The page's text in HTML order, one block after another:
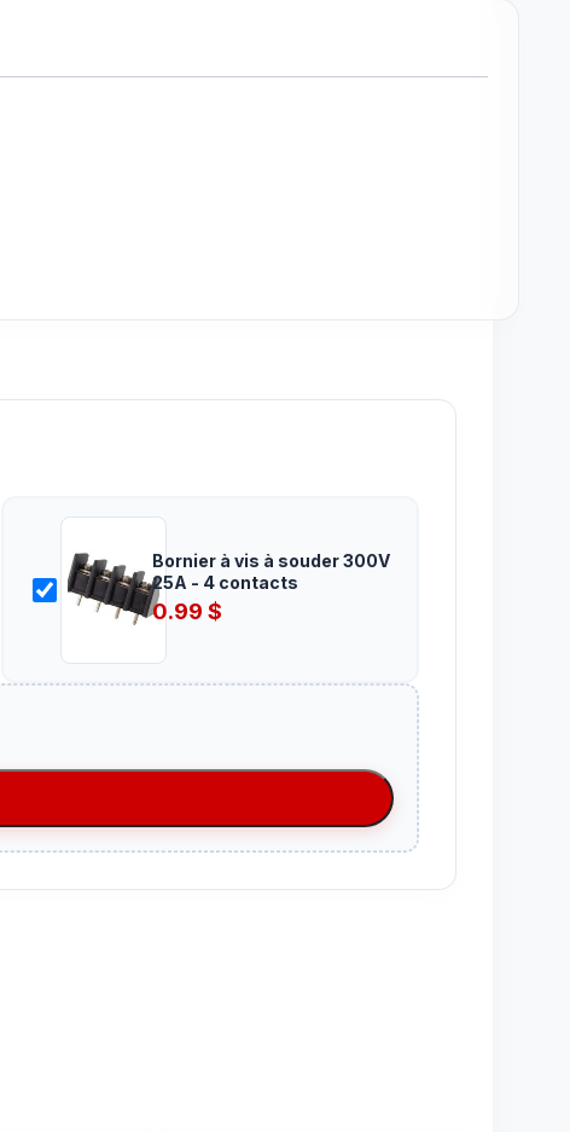
Bornier à vis à souder 300V
25A - 4 contacts
0.99 $